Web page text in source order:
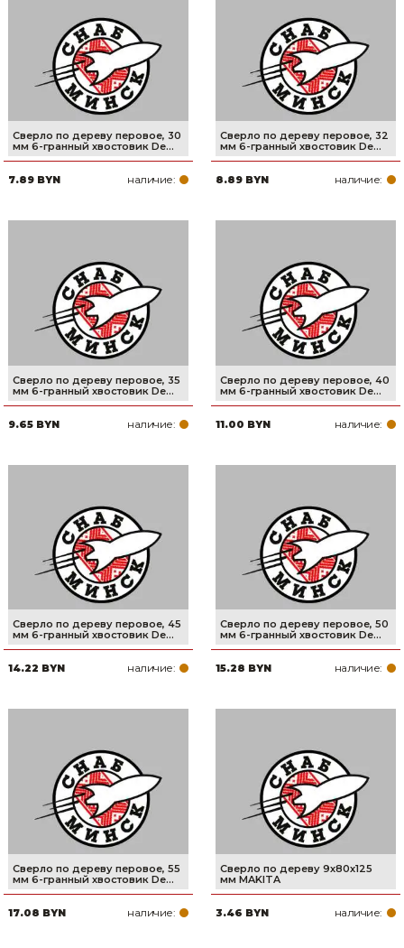
Сверло по дереву перовое, 30
мм 6-гранный хвостовик De...
7.89 BYN наличие:
Сверло по дереву перовое, 32
мм 6-гранный хвостовик De...
8.89 BYN наличие:
Сверло по дереву перовое, 35
мм 6-гранный хвостовик De...
9.65 BYN наличие:
Сверло по дереву перовое, 40
мм 6-гранный хвостовик De...
11.00 BYN наличие:
Сверло по дереву перовое, 45
мм 6-гранный хвостовик De...
14.22 BYN наличие:
Сверло по дереву перовое, 50
мм 6-гранный хвостовик De...
15.28 BYN наличие:
Сверло по дереву перовое, 55
мм 6-гранный хвостовик De...
17.08 BYN наличие:
Сверло по дереву 9х80х125
мм MAKITA
3.46 BYN наличие: